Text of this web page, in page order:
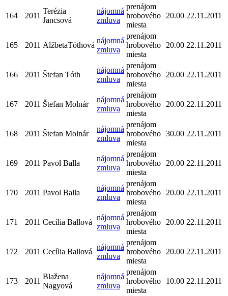
164 2011
Terézia
Jancsová
nájomná
zmluva
prenájom
hrobového
miesta
20.00 22.11.2011
165 2011 AlžbetaTóthová
nájomná
zmluva
prenájom
hrobového
miesta
20.00 22.11.2011
166 2011 Štefan Tóth
nájomná
zmluva
prenájom
hrobového
miesta
20.00 22.11.2011
167 2011 Štefan Molnár
nájomná
zmluva
prenájom
hrobového
miesta
20.00 22.11.2011
168 2011 Štefan Molnár
nájomná
zmluva
prenájom
hrobového
miesta
30.00 22.11.2011
169 2011 Pavol Balla
nájomná
zmluva
prenájom
hrobového
miesta
20.00 22.11.2011
170 2011 Pavol Balla
nájomná
zmluva
prenájom
hrobového
miesta
20.00 22.11.2011
171 2011 Cecília Ballová
nájomná
zmluva
prenájom
hrobového
miesta
20.00 22.11.2011
172 2011 Cecília Ballová
nájomná
zmluva
prenájom
hrobového
miesta
20.00 22.11.2011
173 2011
Blažena
Nagyová
nájomná
zmluva
prenájom
hrobového
miesta
10.00 22.11.2011